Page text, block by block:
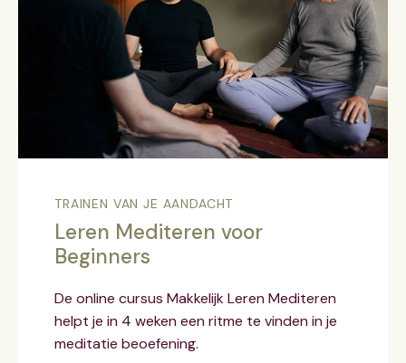
TRAINEN VAN JE AANDACHT
Leren Mediteren voor
Beginners
De online cursus Makkelijk Leren Mediteren
helpt je in 4 weken een ritme te vinden in je
meditatie beoefening.